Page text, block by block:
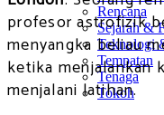
Rencana
Sejarah &
Teknologi
Tempatan
Tenaga
Tokoh
profesor astrofizik
menyangka beliau
ketika menjalankan
menjalani latihan.